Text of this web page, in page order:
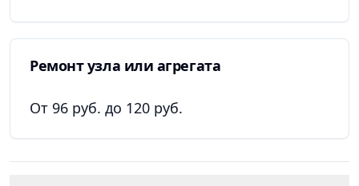
Ремонт узла или агрегата
От 96 руб. до 120 руб.